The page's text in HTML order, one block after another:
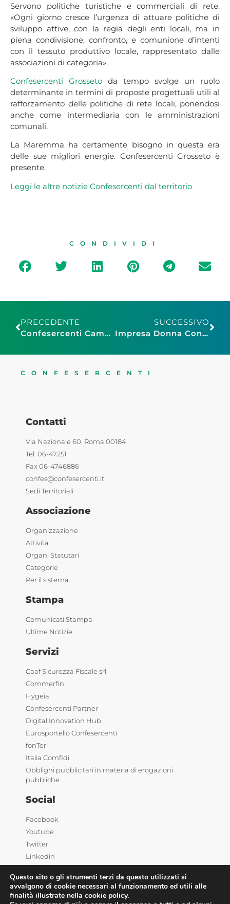
Servono politiche turistiche e commerciali di rete.
«Ogni giorno cresce l’urgenza di attuare politiche di
sviluppo attive, con la regia degli enti locali, ma in
piena condivisione, confronto, e comunione d’intenti
con il tessuto produttivo locale, rappresentato dalle
associazioni di categoria».
Confesercenti Grosseto da tempo svolge un ruolo
determinante in termini di proposte progettuali utili al
rafforzamento delle politiche di rete locali, ponendosi
anche come intermediaria con le amministrazioni
comunali.
La Maremma ha certamente bisogno in questa era
delle sue migliori energie. Confesercenti Grosseto è
presente.
Leggi le altre notizie Confesercenti dal territorio
CONDIVIDI
PRECEDENTE
Confesercenti Campania sostiene e finanzia la medicina e le imprese d’avanguardia
SUCCESSIVO
Impresa Donna Confesercenti all’incontro con le Ministre Roccella e Calderone
CONFESERCENTI
Contatti
Via Nazionale 60, Roma 00184
Tel. 06-47251
Fax 06-4746886
confes@confesercenti.it
Sedi Territoriali
Associazione
Organizzazione
Attività
Organi Statutari
Categorie
Per il sistema
Stampa
Comunicati Stampa
Ultime Notizie
Servizi
Caaf Sicurezza Fiscale srl
Commerfin
Hygeia
Confesercenti Partner
Digital Innovation Hub
Eurosportello Confesercenti
fonTer
Italia Comfidi
Obblighi pubblicitari in materia di erogazioni
pubbliche
Social
Facebook
Youtube
Twitter
Linkedin
Questo sito o gli strumenti terzi da questo utilizzati si
avvalgono di cookie necessari al funzionamento ed utili alle
finalità illustrate nella cookie policy.